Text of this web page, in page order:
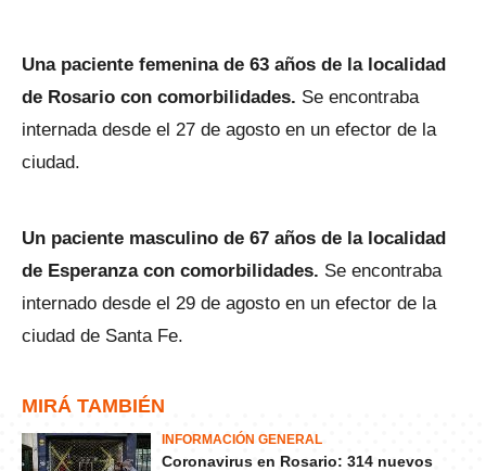
Una paciente femenina de 63 años de la localidad
de Rosario con comorbilidades. Se encontraba
internada desde el 27 de agosto en un efector de la
ciudad.
Un paciente masculino de 67 años de la localidad
de Esperanza con comorbilidades. Se encontraba
internado desde el 29 de agosto en un efector de la
ciudad de Santa Fe.
MIRÁ TAMBIÉN
INFORMACIÓN GENERAL
Coronavirus en Rosario: 314 nuevos